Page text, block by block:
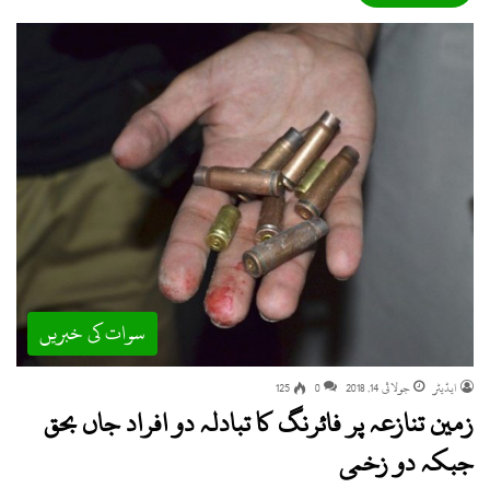
سوات کی خبریں
ایڈیٹر جولائی 14, 2018 0
125
زمین تنازعہ پر فائرنگ کا تبادلہ دو افراد جاں بحق
جبکہ دو زخمی